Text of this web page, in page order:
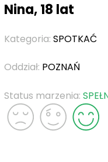
Nina, 18 lat
Kategoria: SPOTKAĆ
Oddział: POZNAŃ
Status marzenia: